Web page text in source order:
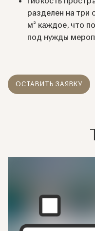
разделен на
м² каждое, что
под нужды
ОСТАВИТЬ ЗАЯВКУ